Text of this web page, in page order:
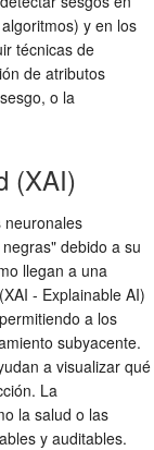
y en los
técnicas de
de atributos
o la
(XAI)
neuronales
debido a su
llegan a una
- Explainable AI)
a los
subyacente.
a visualizar qué
La
la salud o las
y auditables.